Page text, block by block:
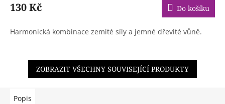
130 Kč Do košíku
Harmonická kombinace zemité síly a jemné dřevité vůně.
ZOBRAZIT VŠECHNY SOUVISEJÍCÍ PRODUKTY
Popis